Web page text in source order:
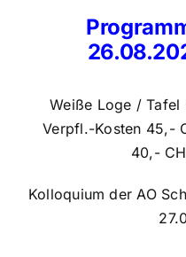
Weiße Loge / Tafel
Verpfl.-Kosten 45,-
40,-
Kolloquium der AO